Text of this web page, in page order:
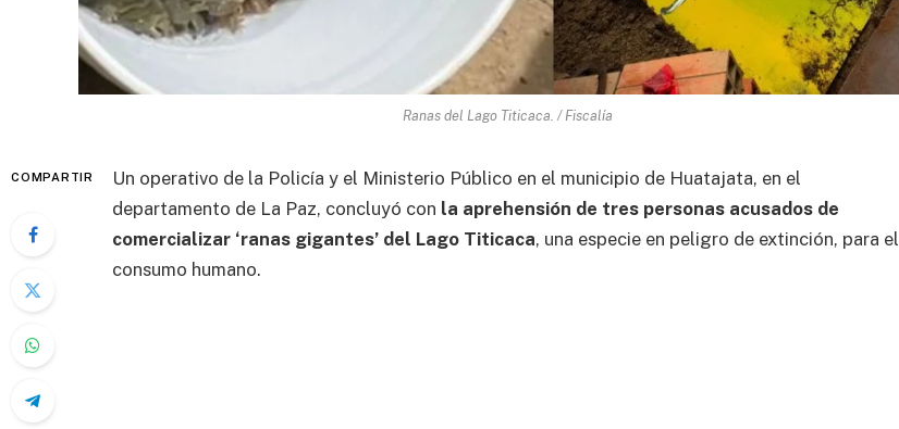
Ranas del Lago Titicaca. / Fiscalía
COMPARTIR
Un operativo de la Policía y el Ministerio Público en el municipio de Huatajata, en el
departamento de La Paz, concluyó con la aprehensión de tres personas acusados de
comercializar ‘ranas gigantes’ del Lago Titicaca, una especie en peligro de extinción, para el
consumo humano.